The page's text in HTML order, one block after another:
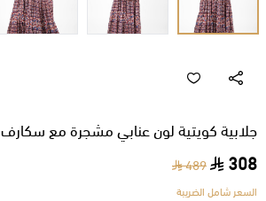
جلابية كويتية لون عنابي مشجرة مع سكارف
308
489
السعر شامل الضريبة